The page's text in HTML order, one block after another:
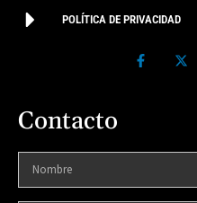
POLÍTICA DE PRIVACIDAD
Contacto